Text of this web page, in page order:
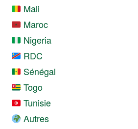
Mali
Maroc
Nigeria
RDC
Sénégal
Togo
Tunisie
Autres